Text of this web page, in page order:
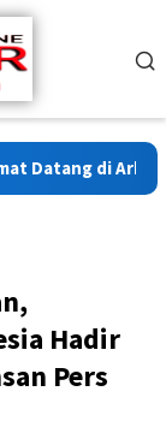
Datang di Arbiter
Hadir
Pers